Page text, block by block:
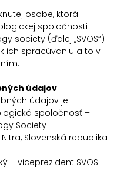
osobe, ktorá
spoločnosti –
society (ďalej „SVOS“)
ich spracúvaniu a to v
údajov
údajov je:
spoločnosť –
Society
Slovenská republika
– viceprezident SVOS